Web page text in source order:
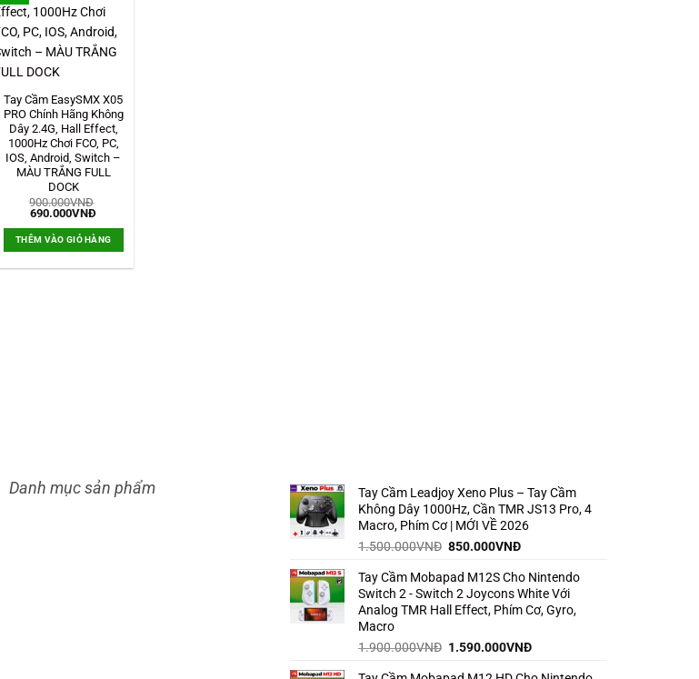
Tay Cầm EasySMX X05
PRO Chính Hãng Không
Dây 2.4G, Hall Effect,
1000Hz Chơi FCO, PC,
IOS, Android, Switch –
MÀU TRẮNG FULL
DOCK
900.000VNĐ
Giá
là:
900.000VNĐ.
690.000VNĐ
tại
là:
690.000VNĐ.
THÊM VÀO GIỎ HÀNG
Danh mục sản phẩm
Tay Cầm Leadjoy Xeno Plus – Tay Cầm
Không Dây 1000Hz, Cần TMR JS13 Pro, 4
Macro, Phím Cơ | MỚI VỀ 2026
1.500.000VNĐ Giá
là:
1.500.000VNĐ.
850.000VNĐGiá
tại
là:
850.000VNĐ.
Tay Cầm Mobapad M12S Cho Nintendo
Switch 2 - Switch 2 Joycons White Với
Analog TMR Hall Effect, Phím Cơ, Gyro,
Macro
1.900.000VNĐ Giá
1.590.000VNĐGiá